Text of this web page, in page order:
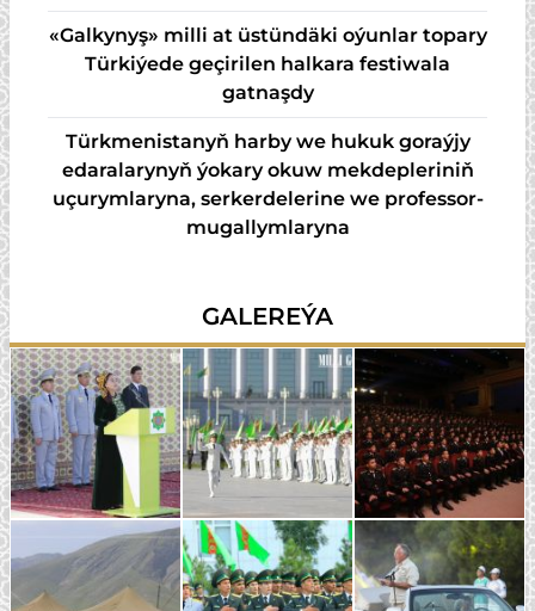
«Galkynyş» milli at üstündäki oýunlar topary
Türkiýede geçirilen halkara festiwala
gatnaşdy
Türkmenistanyň harby we hukuk goraýjy
edaralarynyň ýokary okuw mekdepleriniň
uçurymlaryna, serkerdelerine we professor-
mugallymlaryna
GALEREÝA